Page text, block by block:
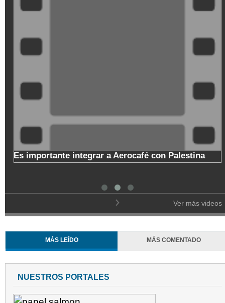
Es importante integrar a Aerocafé con Palestina
Ver más videos
MÁS LEÍDO MÁS COMENTADO
NUESTROS PORTALES